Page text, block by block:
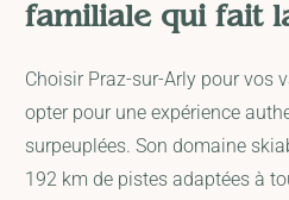
familiale qui fait
Choisir Praz-sur-Arly pour vos
opter pour une expérience
surpeuplées. Son domaine
192 km de pistes adaptées à